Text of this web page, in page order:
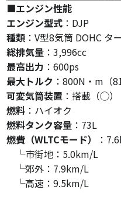
■エンジン性能
エンジン型式 ：DJP
種類 ：V型8気筒 DOHC タ
総排気量 ：3,996cc
最高出力 ：600ps
最大トルク ：800N・m（
可変気筒装置 ：搭載（◯）
燃料 ：ハイオク
燃料タンク容量 ：73L
燃費（WLTCモード）
：
└市街地：5.0km/L
└郊外：7.9km/L
└高速：9.5km/L